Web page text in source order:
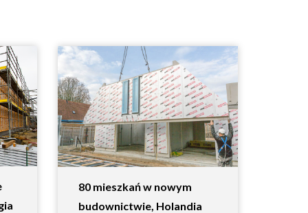
80 mieszkań w nowym
budownictwie, Holandia